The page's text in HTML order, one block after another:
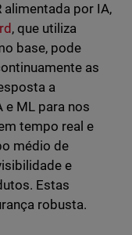
alimentada por IA,
, que utiliza
base, pode
as
a
e ML para nos
tempo real e
médio de
e
Estas
robusta.